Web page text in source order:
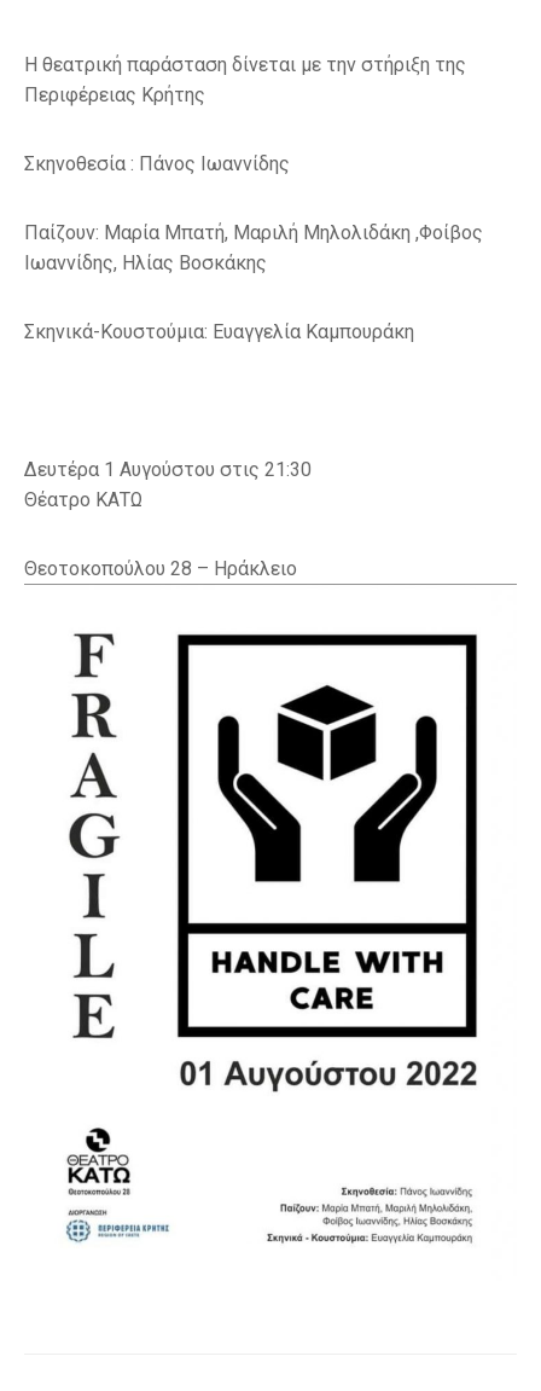
Η θεατρική παράσταση δίνεται με την στήριξη της
Περιφέρειας Κρήτης
Σκηνοθεσία : Πάνος Ιωαννίδης
Παίζουν: Μαρία Μπατή, Μαριλή Μηλολιδάκη ,Φοίβος
Ιωαννίδης, Ηλίας Βοσκάκης
Σκηνικά-Κουστούμια: Ευαγγελία Καμπουράκη
Δευτέρα 1 Αυγούστου στις 21:30
Θέατρο ΚΑΤΩ
Θεοτοκοπούλου 28 – Ηράκλειο